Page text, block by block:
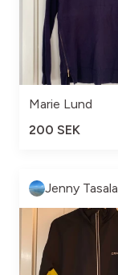
Marie Lund
200 SEK
Jenny Tasala